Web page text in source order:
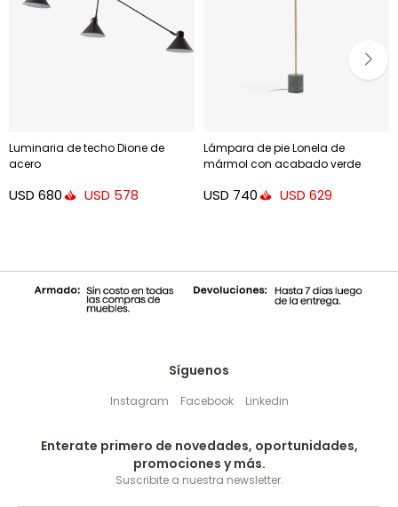
Luminaria de techo Dione de
acero
USD 680 USD 578
Lámpara de pie Lonela de
mármol con acabado verde
USD 740 USD 629
Síguenos
Instagram Facebook Linkedin
Enterate primero de novedades, oportunidades,
promociones y más.
Suscribite a nuestra newsletter.